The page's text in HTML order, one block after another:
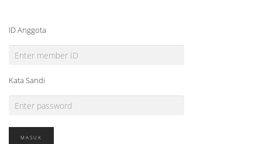
ID Anggota
Kata Sandi